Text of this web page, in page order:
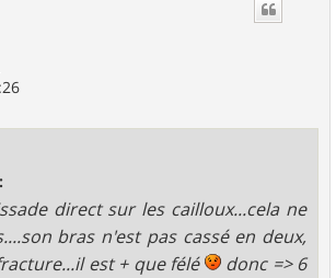
direct sur les cailloux...cela ne
bras n'est pas cassé en deux,
est + que félé
donc => 6